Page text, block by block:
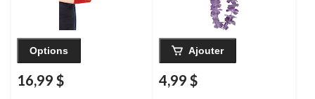
Options
16,99 $
Ajouter
4,99 $